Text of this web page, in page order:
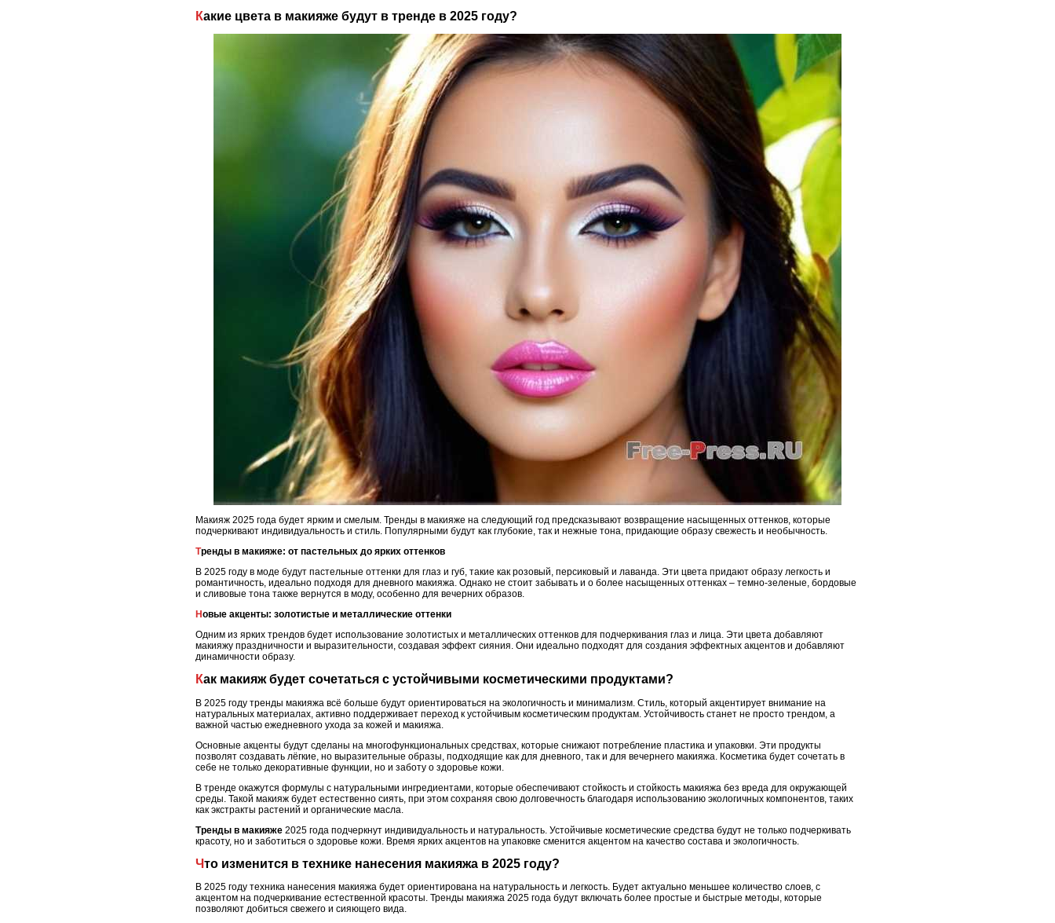
Какие цвета в макияже будут в тренде в 2025 году?
Макияж 2025 года будет ярким и смелым. Тренды в макияже на следующий год предсказывают возвращение насыщенных оттенков, которые
подчеркивают индивидуальность и стиль. Популярными будут как глубокие, так и нежные тона, придающие образу свежесть и необычность.
Тренды в макияже: от пастельных до ярких оттенков
В 2025 году в моде будут пастельные оттенки для глаз и губ, такие как розовый, персиковый и лаванда. Эти цвета придают образу легкость и
романтичность, идеально подходя для дневного макияжа. Однако не стоит забывать и о более насыщенных оттенках – темно-зеленые, бордовые
и сливовые тона также вернутся в моду, особенно для вечерних образов.
Новые акценты: золотистые и металлические оттенки
Одним из ярких трендов будет использование золотистых и металлических оттенков для подчеркивания глаз и лица. Эти цвета добавляют
макияжу праздничности и выразительности, создавая эффект сияния. Они идеально подходят для создания эффектных акцентов и добавляют
динамичности образу.
Как макияж будет сочетаться с устойчивыми косметическими продуктами?
В 2025 году тренды макияжа всё больше будут ориентироваться на экологичность и минимализм. Стиль, который акцентирует внимание на
натуральных материалах, активно поддерживает переход к устойчивым косметическим продуктам. Устойчивость станет не просто трендом, а
важной частью ежедневного ухода за кожей и макияжа.
Основные акценты будут сделаны на многофункциональных средствах, которые снижают потребление пластика и упаковки. Эти продукты
позволят создавать лёгкие, но выразительные образы, подходящие как для дневного, так и для вечернего макияжа. Косметика будет сочетать в
себе не только декоративные функции, но и заботу о здоровье кожи.
В тренде окажутся формулы с натуральными ингредиентами, которые обеспечивают стойкость и стойкость макияжа без вреда для окружающей
среды. Такой макияж будет естественно сиять, при этом сохраняя свою долговечность благодаря использованию экологичных компонентов, таких
как экстракты растений и органические масла.
Тренды в макияже 2025 года подчеркнут индивидуальность и натуральность. Устойчивые косметические средства будут не только подчеркивать
красоту, но и заботиться о здоровье кожи. Время ярких акцентов на упаковке сменится акцентом на качество состава и экологичность.
Что изменится в технике нанесения макияжа в 2025 году?
В 2025 году техника нанесения макияжа будет ориентирована на натуральность и легкость. Будет актуально меньшее количество слоев, с
акцентом на подчеркивание естественной красоты. Тренды макияжа 2025 года будут включать более простые и быстрые методы, которые
позволяют добиться свежего и сияющего вида.